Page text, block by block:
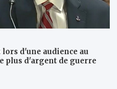
d'une audience au
plus d'argent de guerre